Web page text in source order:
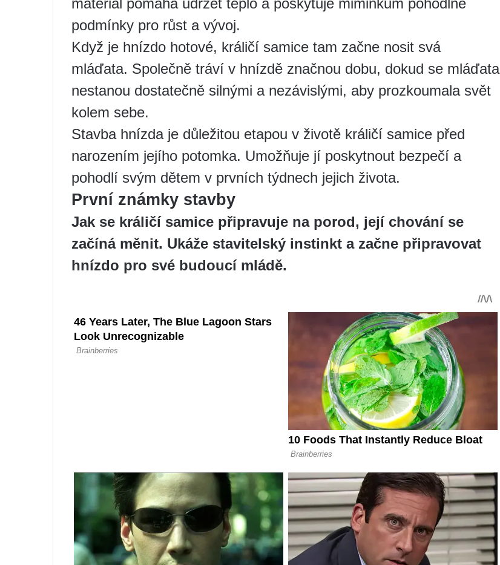
materiál pomáhá udržet teplo a poskytuje miminkům pohodlné
podmínky pro růst a vývoj.
Když je hnízdo hotové, králičí samice tam začne nosit svá
mláďata. Společně tráví v hnízdě značnou dobu, dokud se mláďata
nestanou dostatečně silnými a nezávislými, aby prozkoumala svět
kolem sebe.
Stavba hnízda je důležitou etapou v životě králičí samice před
narozením jejího potomka. Umožňuje jí poskytnout bezpečí a
pohodlí svým dětem v prvních týdnech jejich života.
První známky stavby
Jak se králičí samice připravuje na porod, její chování se
začíná měnit. Ukáže stavitelský instinkt a začne připravovat
hnízdo pro své budoucí mládě.